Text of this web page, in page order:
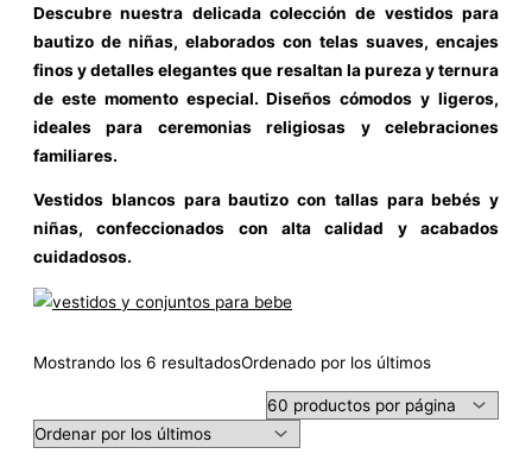
Descubre nuestra delicada colección de vestidos para
bautizo de niñas, elaborados con telas suaves, encajes
finos y detalles elegantes que resaltan la pureza y ternura
de este momento especial. Diseños cómodos y ligeros,
ideales para ceremonias religiosas y celebraciones
familiares.
Vestidos blancos para bautizo con tallas para bebés y
niñas, confeccionados con alta calidad y acabados
cuidadosos.
Mostrando los 6 resultadosOrdenado por los últimos